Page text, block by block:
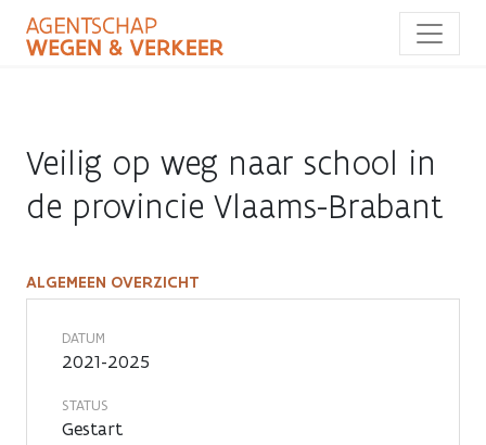
naar
Veilig op weg naar school in
de provincie Vlaams-Brabant
Veilig
op
weg
naar
ALGEMEEN OVERZICHT
DATUM
2021-2025
STATUS
Gestart